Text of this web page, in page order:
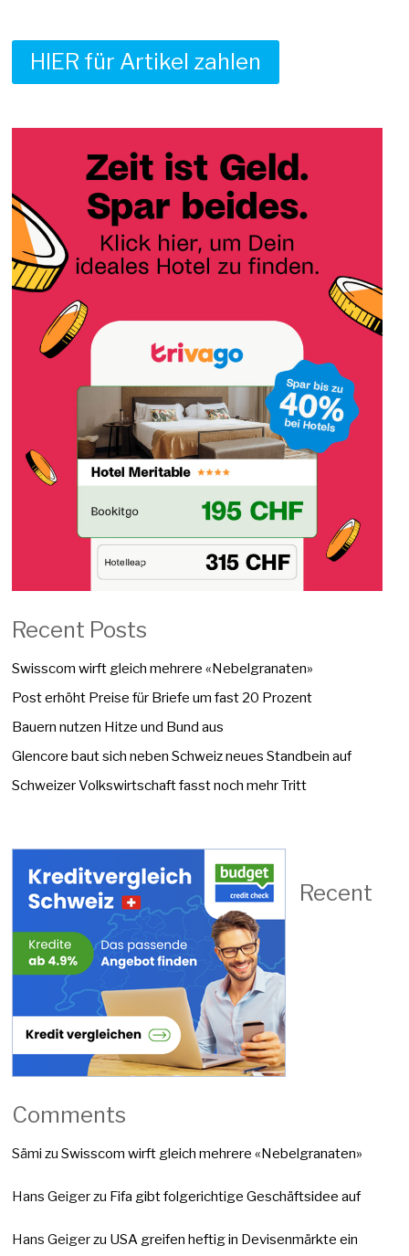
HIER für Artikel zahlen
Recent Posts
Swisscom wirft gleich mehrere «Nebelgranaten»
Post erhöht Preise für Briefe um fast 20 Prozent
Bauern nutzen Hitze und Bund aus
Glencore baut sich neben Schweiz neues Standbein auf
Schweizer Volkswirtschaft fasst noch mehr Tritt
Recent
Comments
Sämi zuSwisscom wirft gleich mehrere «Nebelgranaten»
Hans Geigerzu Fifa gibt folgerichtige Geschäftsidee auf
Hans Geigerzu USA greifen heftig in Devisenmärkte ein